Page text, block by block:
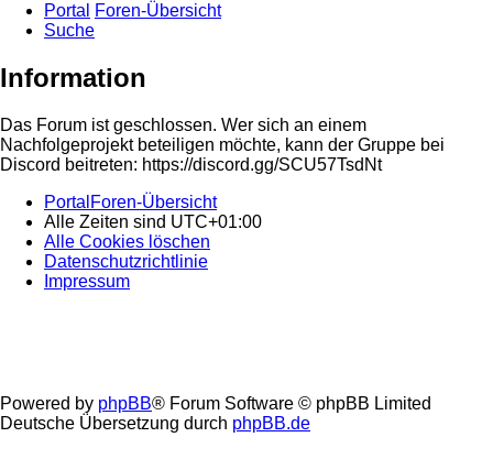
Portal
Foren-Übersicht
Suche
Information
Das Forum ist geschlossen. Wer sich an einem
Nachfolgeprojekt beteiligen möchte, kann der Gruppe bei
Discord beitreten: https://discord.gg/SCU57TsdNt
Portal Foren-Übersicht
Alle Zeiten sind UTC+01:00
Alle Cookies löschen
Datenschutzrichtlinie
Impressum
Powered by phpBB® Forum Software © phpBB Limited
Deutsche Übersetzung durch phpBB.de